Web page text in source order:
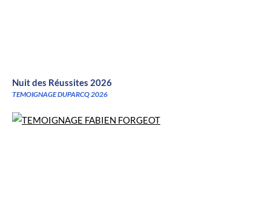
Nuit des Réussites 2026
TEMOIGNAGE DUPARCQ 2026